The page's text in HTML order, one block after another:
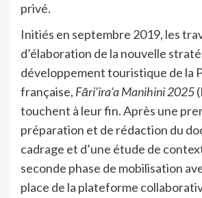
privé.
Initiés en septembre 2019, les
d’élaboration de la nouvelle
développement touristique de la
française, Fāri’ira’a Manihini 2025
touchent à leur fin. Après une
préparation et de rédaction du
cadrage et d’une étude de
seconde phase de mobilisation
place de la plateforme